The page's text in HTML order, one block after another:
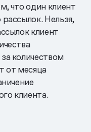
что один клиент
Нельзя,
клиент
количеством
от месяца
клиента.